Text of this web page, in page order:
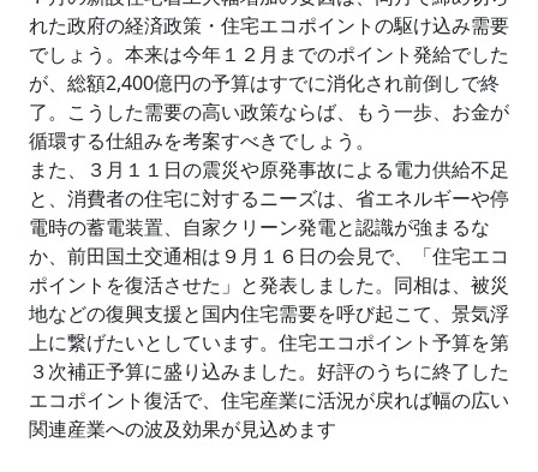
れた政府の経済政策・住宅エコポイントの駆け込み需要
でしょう。本来は今年１２月までのポイント発給でした
が、総額2,400億円の予算はすでに消化され前倒しで終
了。こうした需要の高い政策ならば、もう一歩、お金が
循環する仕組みを考案すべきでしょう。
また、３月１１日の震災や原発事故による電力供給不足
と、消費者の住宅に対するニーズは、省エネルギーや停
電時の蓄電装置、自家クリーン発電と認識が強まるな
か、前田国土交通相は９月１６日の会見で、「住宅エコ
ポイントを復活させた」と発表しました。同相は、被災
地などの復興支援と国内住宅需要を呼び起こて、景気浮
上に繋げたいとしています。住宅エコポイント予算を第
３次補正予算に盛り込みました。好評のうちに終了した
エコポイント復活で、住宅産業に活況が戻れば幅の広い
関連産業への波及効果が見込めます